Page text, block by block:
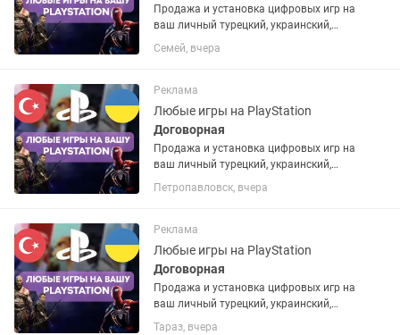
Продажа и установка цифровых игр на
ваш личный турецкий, украинский,
американский или польский PSN
аккаунт. Если аккаунта нет – помогу
запросу. Работают на PS4 и...
Семей, вчера
Реклама
Любые игры на PlayStation
Договорная
Продажа и установка цифровых игр на
ваш личный турецкий, украинский,
американский или польский PSN
аккаунт. Если аккаунта нет – помогу
запросу. Работают на PS4 и...
Петропавловск, вчера
Реклама
Любые игры на PlayStation
Договорная
Продажа и установка цифровых игр на
ваш личный турецкий, украинский,
американский или польский PSN
Тараз, вчера